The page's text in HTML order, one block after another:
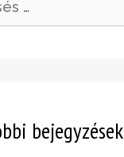
bejegyzések